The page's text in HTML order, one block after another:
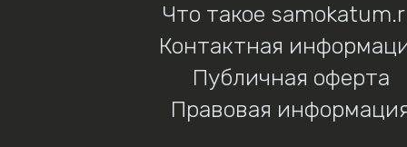
Что такое
Контактная
Публичная оферта
Правовая